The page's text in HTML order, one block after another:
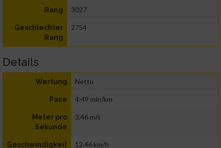
Rang 3027
Geschlechter
Rang
2754
Details
Wertung Netto
Pace 4:49 min/km
Meter pro
Sekunde
3,46 m/s
Geschwindigkeit 12,46 km/h